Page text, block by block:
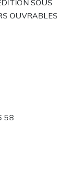
SOUS
OUVRABLES
58